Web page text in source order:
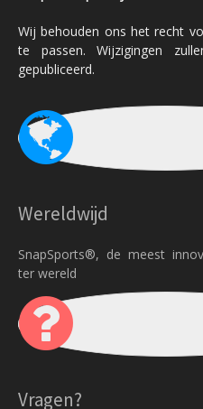
Wij behouden ons het recht
te passen. Wijzigingen
gepubliceerd.
Wereldwijd
SnapSports®, de meest
ter wereld
Vragen?